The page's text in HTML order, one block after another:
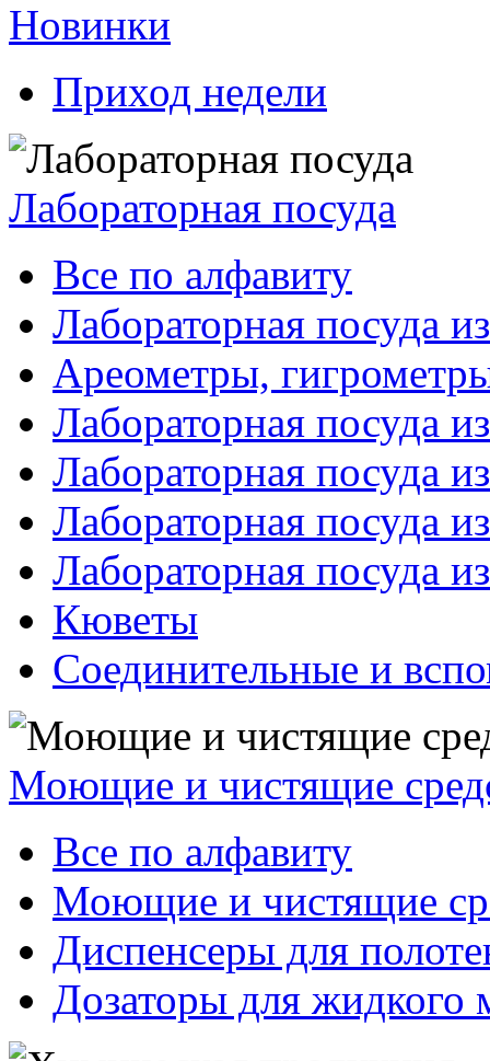
Новинки
Приход недели
Лабораторная посуда
Все по алфавиту
Лабораторная посуда
Ареометры,
Лабораторная посуда
Лабораторная посуда
Лабораторная посуда
Лабораторная посуда
Кюветы
Соединительные и
Моющие и чистящие
Все по алфавиту
Моющие и чистящие
Диспенсеры для
Дозаторы для жидкого